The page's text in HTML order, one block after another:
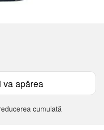
va apărea
cumulată